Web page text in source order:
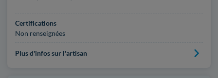
Certifications
Non renseignées
Plus d'infos sur l'artisan